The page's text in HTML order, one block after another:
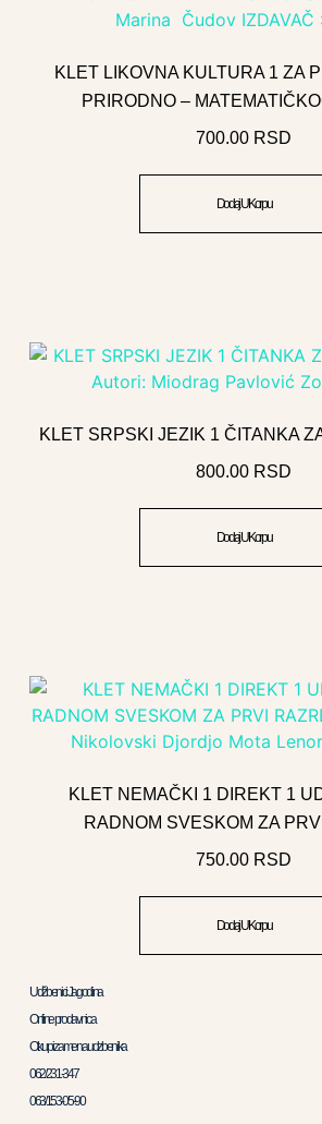
KLET LIKOVNA KULTURA 1 ZA
PRIRODNO –
700.00 RSD
Dodaj U Korpu
KLET SRPSKI JEZIK 1 ČITANKA
800.00 RSD
Dodaj U Korpu
KLET NEMAČKI 1 DIREKT 1
RADNOM SVESKOM ZA
750.00 RSD
Dodaj U Korpu
Udžbenici Jagodina
Online prodavnica
Otkup i zamena udzbenika
062/231-347
063/153-05-90